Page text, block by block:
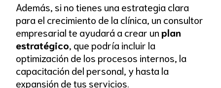
Además, si no tienes una estrategia clara
para el crecimiento de la clínica, un consultor
empresarial te ayudará a crear unplan
estratégico, que podría incluir la
optimización de los procesos internos, la
capacitación del personal, y hasta la
expansión de tus servicios.